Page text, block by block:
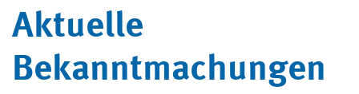
Aktuelle
Bekanntmachungen